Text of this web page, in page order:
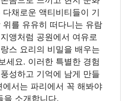
채로운 액티비티들이 기
를 유유히 떠다니는 유람
앵처럼 공원에서 여유로
스 요리의 비밀을 배우는
세요. 이러한 특별한 경험
성하고 기억에 남게 만들
서는 파리에서 꼭 해봐야
을 소개합니다.